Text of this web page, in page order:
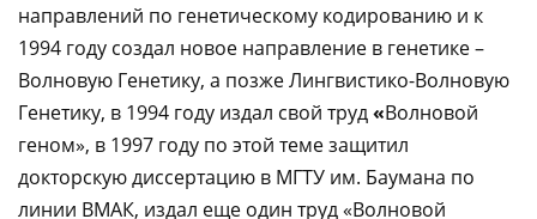
направлений по генетическому кодированию и к
1994 году создал новое направление в генетике –
Волновую Генетику, а позже Лингвистико-Волновую
Генетику, в 1994 году издал свой труд«Волновой
геном», в 1997 году по этой теме защитил
докторскую диссертацию в МГТУ им. Баумана по
линии ВМАК, издал еще один труд «Волновой